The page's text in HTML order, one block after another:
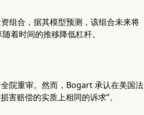
组合，据其模型预测，该组合未来将
着时间的推移降低杠杆。
院重审。然而，Bogart 承认在美国法
害赔偿的实质上相同的诉求”。